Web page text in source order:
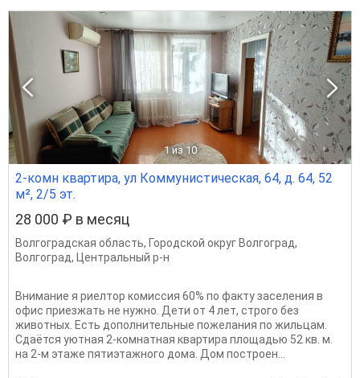
1 из 10
2-комн квартира, ул Коммунистическая, 64, д. 64, 52
м², 2/5 эт.
28 000 ₽ в месяц
Волгоградская область, Городской округ Волгоград,
Волгоград, Центральный р-н
Внимание я риелтор комиссия 60% по факту заселения в
офис приезжать не нужно. Дети от 4 лет, строго без
животных. Есть дополнительные пожелания по жильцам.
Сдаётся уютная 2-комнатная квартира площадью 52 кв. м.
на 2-м этаже пятиэтажного дома. Дом построен...